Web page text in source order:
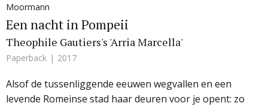
Moormann
Een nacht in Pompeii
Theophile Gautiers's 'Arria Marcella'
Paperback 2017
Alsof de tussenliggende eeuwen wegvallen en een
levende Romeinse stad haar deuren voor je opent: zo